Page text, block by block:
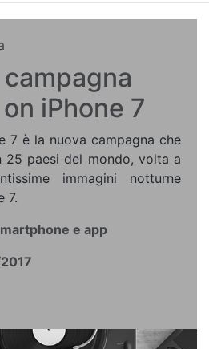
iPhone 7
7 è la nuova campagna che
25 paesi del mondo, volta a
immagini notturne
7.
e app